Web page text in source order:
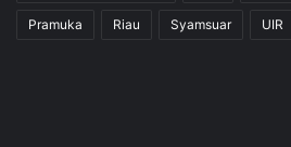
Pramuka Riau Syamsuar UIR